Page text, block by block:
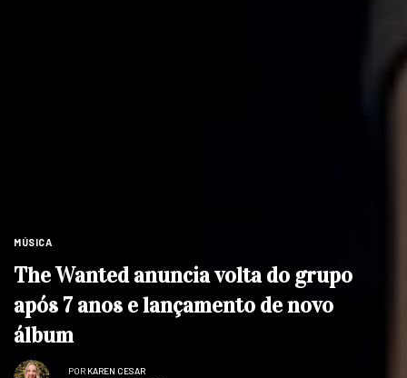
MÚSICA
The Wanted anuncia volta do grupo
após 7 anos e lançamento de novo
álbum
POR KAREN CESAR